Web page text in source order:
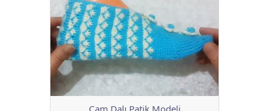
Çam Dalı Patik Modeli